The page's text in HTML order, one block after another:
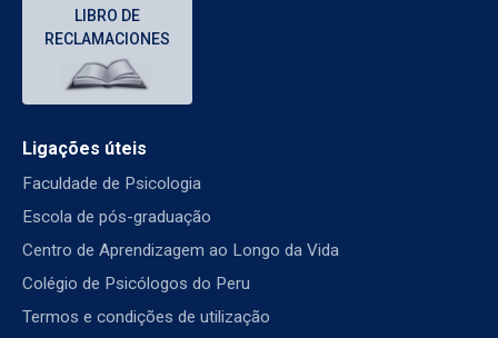
LIBRO DE
RECLAMACIONES
Ligações úteis
Faculdade de Psicologia
Escola de pós-graduação
Centro de Aprendizagem ao Longo da Vida
Colégio de Psicólogos do Peru
Termos e condições de utilização